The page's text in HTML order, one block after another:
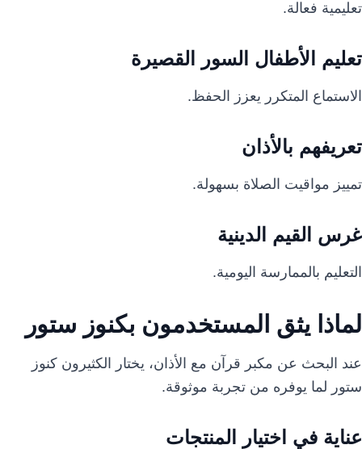
تعليمية فعالة.
تعليم الأطفال السور القصيرة
الاستماع المتكرر يعزز الحفظ.
تعريفهم بالأذان
تمييز مواقيت الصلاة بسهولة.
غرس القيم الدينية
التعليم بالممارسة اليومية.
لماذا يثق المستخدمون بكنوز ستور
عند البحث عن مكبر قرآن مع الأذان، يختار الكثيرون كنوز
ستور لما يوفره من تجربة موثوقة.
عناية في اختيار المنتجات